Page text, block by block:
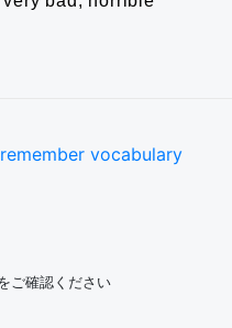
vocabulary
ご確認ください